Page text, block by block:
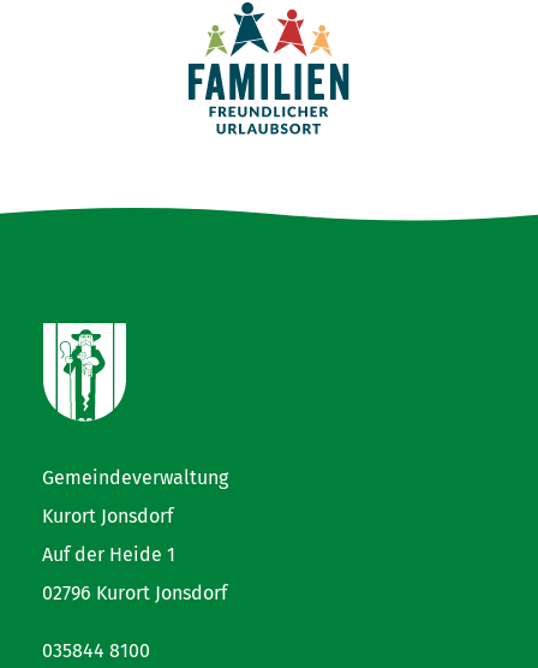
Gemeindeverwaltung
Kurort Jonsdorf
Auf der Heide 1
02796 Kurort Jonsdorf
035844 8100